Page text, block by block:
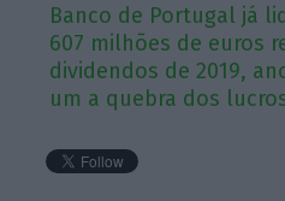
Banco de Portugal já
607 milhões de euros
dividendos de 2019,
um a quebra dos